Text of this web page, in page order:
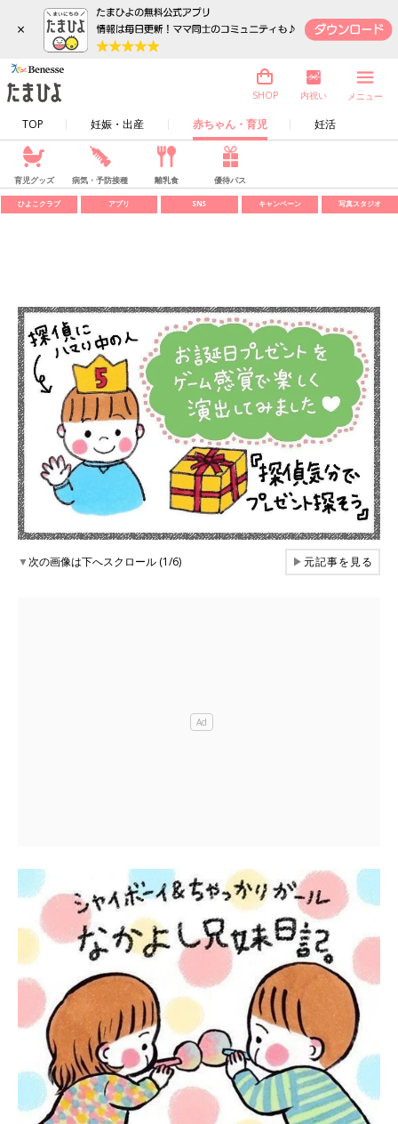
×
TOP 妊娠・出産 赤ちゃん・育児 妊活
SHOP 内祝い メニュー
育児グッズ 病気・予防接種 離乳食 優待パス
ひよこクラブ アプリ SNS キャンペーン 写真スタジオ
▼次の画像は下へスクロール (1/6) ▶元記事を見る